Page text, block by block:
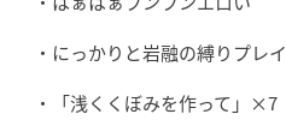
・にっかりと岩融の縛りプレイ
・「浅くくぼみを作って」×7